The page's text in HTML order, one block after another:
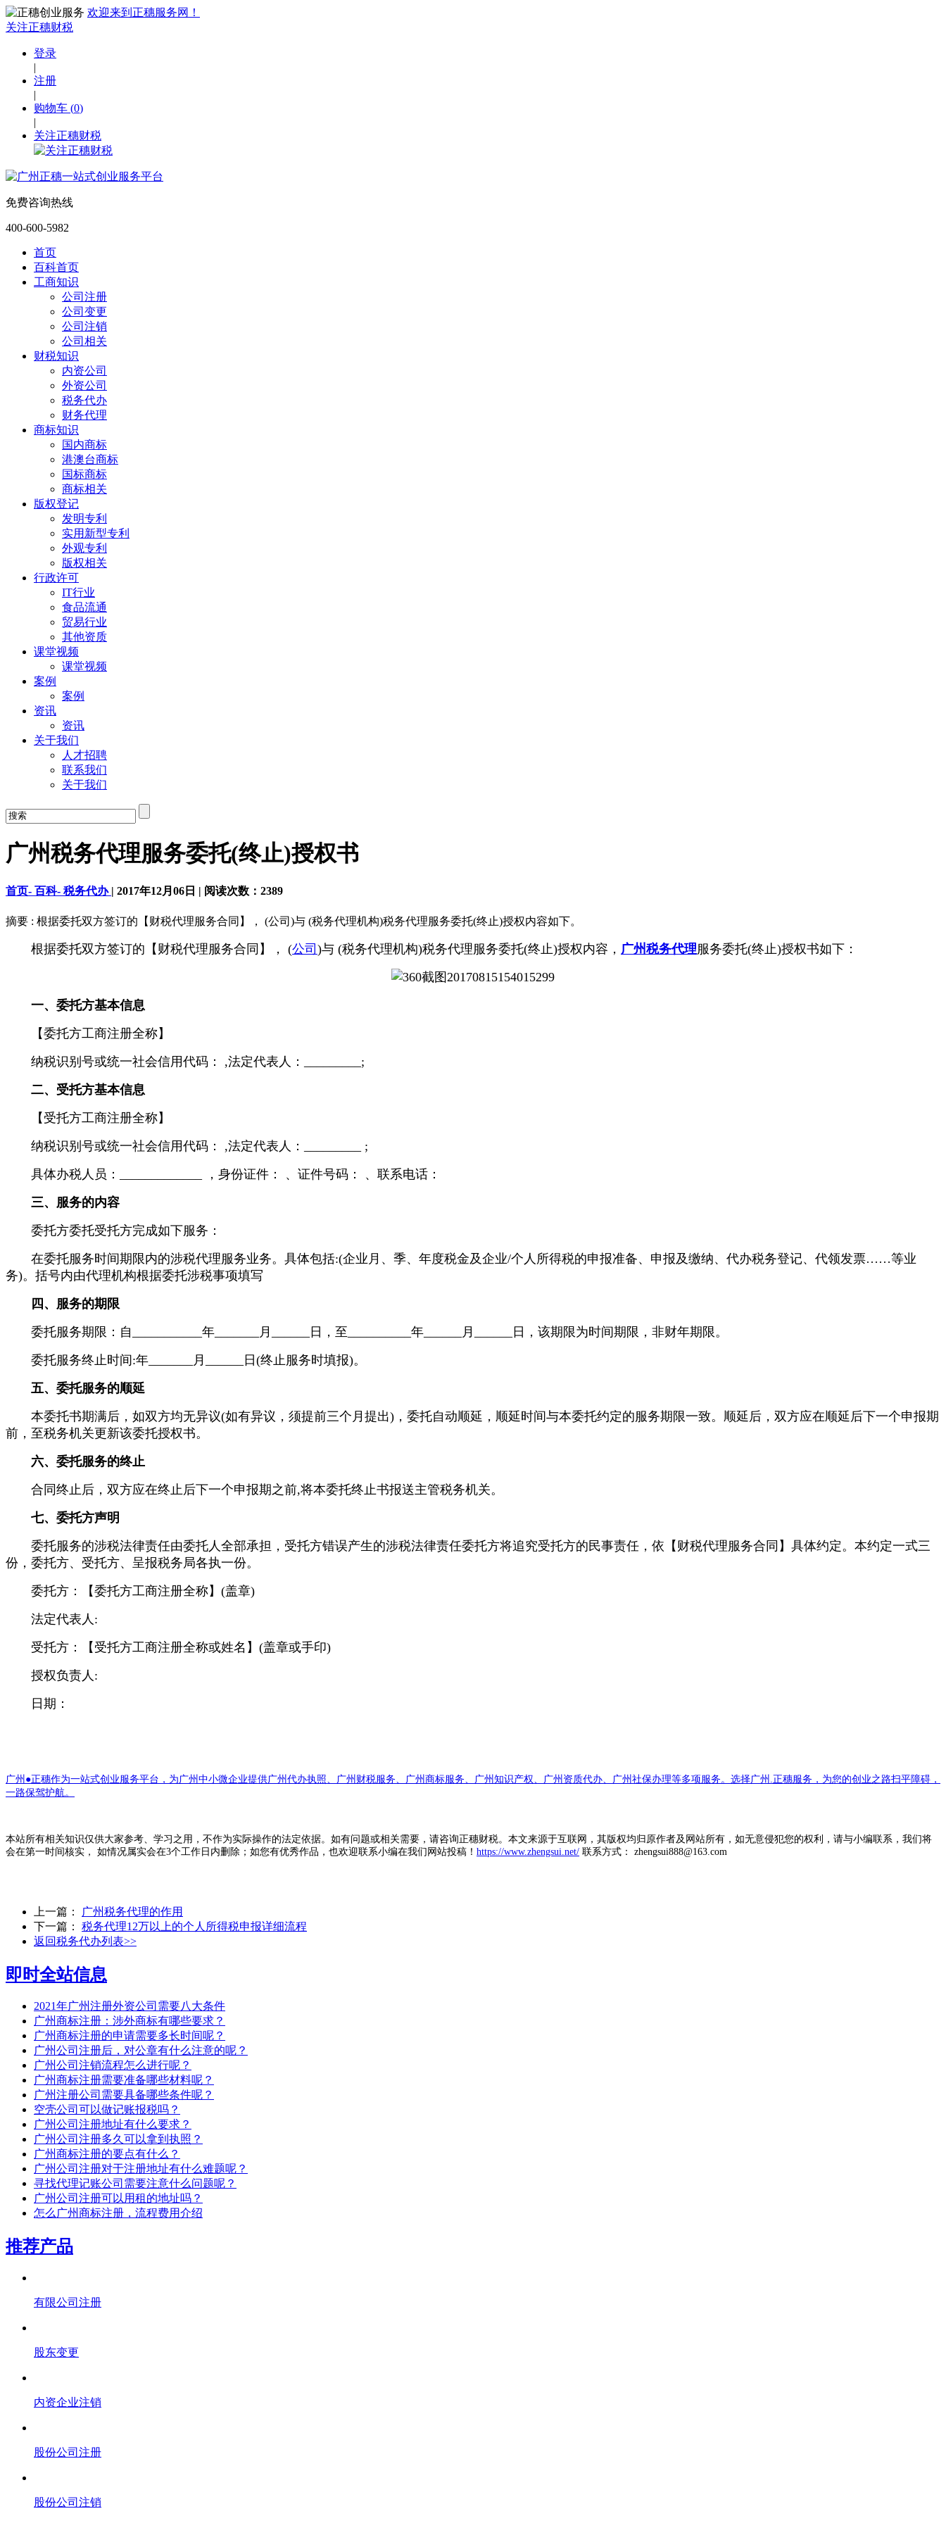
欢迎来到正穗服务网！
关注正穗财税
登录
|
注册
|
购物车 (0)
|
关注正穗财税
免费咨询热线
400-600-5982
首页
百科首页
工商知识
公司注册
公司变更
公司注销
公司相关
财税知识
内资公司
外资公司
税务代办
财务代理
商标知识
国内商标
港澳台商标
国标商标
商标相关
版权登记
发明专利
实用新型专利
外观专利
版权相关
行政许可
IT行业
食品流通
贸易行业
其他资质
课堂视频
课堂视频
案例
案例
资讯
资讯
关于我们
人才招聘
联系我们
关于我们
广州税务代理服务委托(终止)授权书
首页- 百科- 税务代办 | 2017年12月06日 | 阅读次数： 2389
摘要 : 根据委托双方签订的【财税代理服务合同】， (公司)与 (税务代理机构)税务代理服务委托(终止)授权内容如下。
根据委托双方签订的【财税代理服务合同】， (公司 )与 (税务代理机构)税务代理服务委托(终止)授权内容， 广州税务代理服务委托(终止)授权书如下：
一、委托方基本信息
【委托方工商注册全称】
纳税识别号或统一社会信用代码： ,法定代表人：_________;
二、受托方基本信息
【受托方工商注册全称】
纳税识别号或统一社会信用代码： ,法定代表人：_________ ;
具体办税人员：_____________ ，身份证件： 、证件号码： 、联系电话：
三、服务的内容
委托方委托受托方完成如下服务：
在委托服务时间期限内的涉税代理服务业务。具体包括:(企业月、季、年度税金及企业/个人所得税的申报准备、申报及缴纳、代办税务登记、代领发票……等业
务)。括号内由代理机构根据委托涉税事项填写
四、服务的期限
委托服务期限：自___________年_______月______日，至__________年______月______日，该期限为时间期限，非财年期限。
委托服务终止时间:年_______月______日(终止服务时填报)。
五、委托服务的顺延
本委托书期满后，如双方均无异议(如有异议，须提前三个月提出)，委托自动顺延，顺延时间与本委托约定的服务期限一致。顺延后，双方应在顺延后下一个申报期
前，至税务机关更新该委托授权书。
六、委托服务的终止
合同终止后，双方应在终止后下一个申报期之前,将本委托终止书报送主管税务机关。
七、委托方声明
委托服务的涉税法律责任由委托人全部承担，受托方错误产生的涉税法律责任委托方将追究受托方的民事责任，依【财税代理服务合同】具体约定。本约定一式三
份，委托方、受托方、呈报税务局各执一份。
委托方：【委托方工商注册全称】(盖章)
法定代表人:
受托方：【受托方工商注册全称或姓名】(盖章或手印)
授权负责人:
日期：
广州●正穗作为一站式创业服务平台，为广州中小微企业提供广州代办执照、广州财税服务、广州商标服务、广州知识产权、广州资质代办、广州社保办理等多项服务。选择广州.正穗服务，为您的创业之路扫平障碍，
一路保驾护航。
本站所有相关知识仅供大家参考、学习之用，不作为实际操作的法定依据。如有问题或相关需要，请咨询正穗财税。本文来源于互联网，其版权均归原作者及网站所有，如无意侵犯您的权利，请与小编联系，我们将
会在第一时间核实， 如情况属实会在3个工作日内删除；如您有优秀作品，也欢迎联系小编在我们网站投稿！ https://www.zhengsui.net/ 联系方式： zhengsui888@163.com
上一篇：
广州税务代理的作用
下一篇： 税务代理12万以上的个人所得税申报详细流程
返回税务代办列表>>
即时全站信息
2021年广州注册外资公司需要八大条件
广州商标注册：涉外商标有哪些要求？
广州商标注册的申请需要多长时间呢？
广州公司注册后，对公章有什么注意的呢？
广州公司注销流程怎么进行呢？
广州商标注册需要准备哪些材料呢？
广州注册公司需要具备哪些条件呢？
空壳公司可以做记账报税吗？
广州公司注册地址有什么要求？
广州公司注册多久可以拿到执照？
广州商标注册的要点有什么？
广州公司注册对于注册地址有什么难题呢？
寻找代理记账公司需要注意什么问题呢？
广州公司注册可以用租的地址吗？
怎么广州商标注册，流程费用介绍
推荐产品
有限公司注册
股东变更
内资企业注销
股份公司注册
股份公司注销